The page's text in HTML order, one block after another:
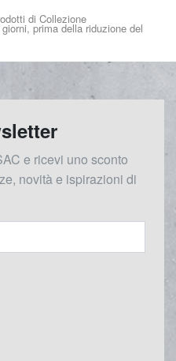
di Collezione
prima della riduzione del
e ricevi uno sconto
novità e ispirazioni di